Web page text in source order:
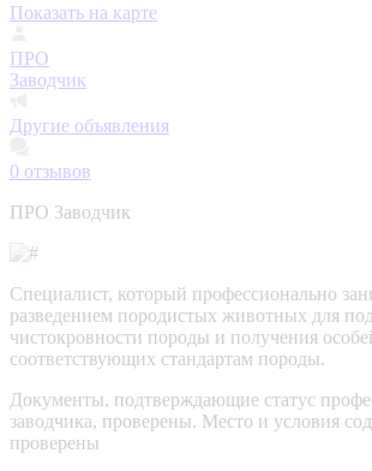
Показать на карте
ПРО
Заводчик
Другие объявления
0 отзывов
ПРО Заводчик
Специалист, который профессионально
разведением породистых животных для
чистокровности породы и получения
соответствующих стандартам породы.
Документы, подтверждающие статус
заводчика, проверены. Место и условия
проверены